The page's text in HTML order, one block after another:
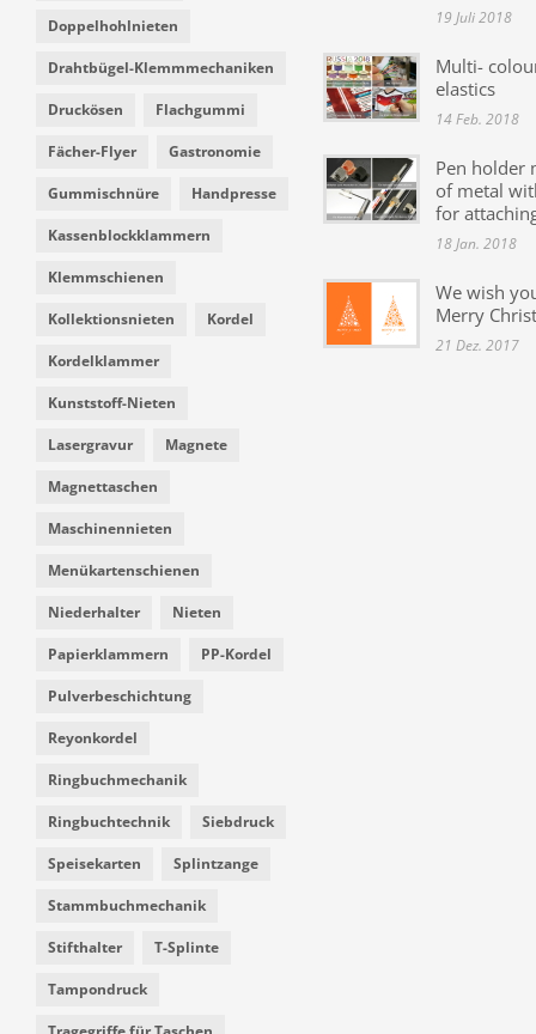
Doppelhohlnieten
Drahtbügel-Klemmmechaniken
Druckösen Flachgummi
Fächer-Flyer Gastronomie
Gummischnüre Handpresse
Kassenblockklammern
Klemmschienen
Kollektionsnieten Kordel
Kordelklammer
Kunststoff-Nieten
Lasergravur Magnete
Magnettaschen
Maschinennieten
Menükartenschienen
Niederhalter Nieten
Papierklammern PP-Kordel
Pulverbeschichtung
Reyonkordel
Ringbuchmechanik
Ringbuchtechnik Siebdruck
Speisekarten Splintzange
Stammbuchmechanik
Stifthalter T-Splinte
Tampondruck
19 Juli 2018
Multi-
elastics
14 Feb. 2018
Pen holder
of metal
for
18 Jan. 2018
We wish
Merry
21 Dez. 2017